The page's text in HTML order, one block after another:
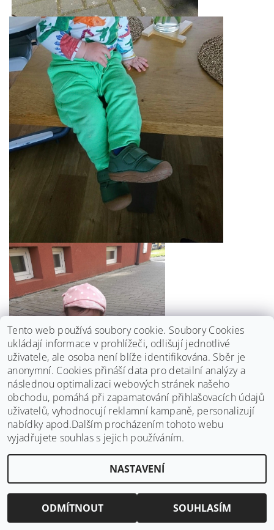
Tento web používá soubory cookie. Soubory Cookies
ukládají informace v prohlížeči, odlišují jednotlivé
uživatele, ale osoba není blíže identifikována. Sběr je
anonymní. Cookies přináší data pro detailní analýzy a
následnou optimalizaci webových stránek našeho
obchodu, pomáhá při zapamatování přihlašovacích údajů
uživatelů, vyhodnocují reklamní kampaně, personalizují
nabídky apod.Dalším procházením tohoto webu
vyjadřujete souhlas s jejich používáním.
NASTAVENÍ
ODMÍTNOUT SOUHLASÍM